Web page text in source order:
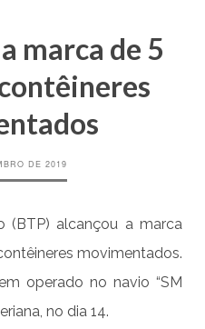
marca de 5
DE 2019
(BTP) alcançou a marca
movimentados.
operado no navio “SM
no dia 14.